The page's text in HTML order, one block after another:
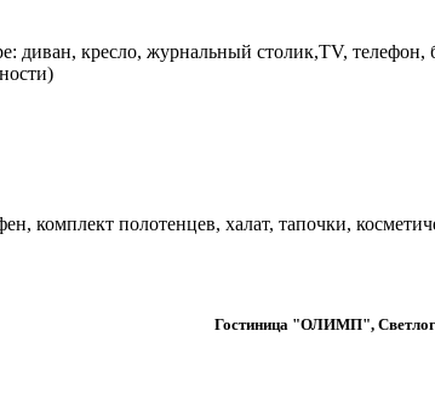
кресло, журнальный столик,TV, телефон,
комплект полотенцев, халат, тапочки,
Гостиница "ОЛИМП",